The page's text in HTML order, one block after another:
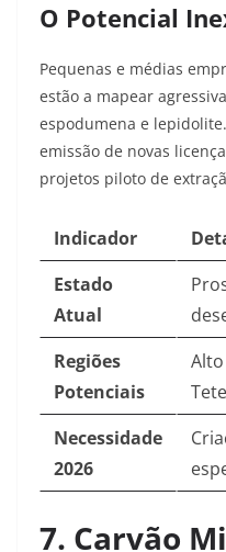
O Potencial
Pequenas e médias
estão a mapear
espodumena e
emissão de novas
projetos piloto de
Indicador
Estado
Atual
Regiões
Potenciais
Necessidade
2026
7. Carvão